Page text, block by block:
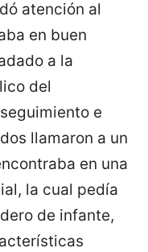
atención al
en buen
a la
del
e
llamaron a un
en una
la cual pedía
de infante,